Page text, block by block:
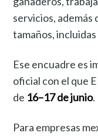
servicios, además
tamaños,
Ese encuadre es
oficial con el que
de 16–17 de junio.
Para empresas